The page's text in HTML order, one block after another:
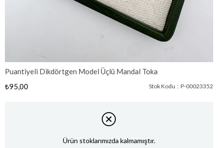
Puantiyeli Dikdörtgen Model Üçlü Mandal Toka
₺95,00
Stok Kodu P-00023352
Ürün stoklarımızda kalmamıştır.